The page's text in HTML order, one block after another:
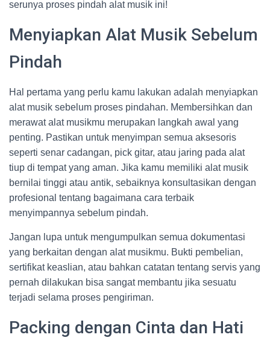
serunya proses pindah alat musik ini!
Menyiapkan Alat Musik Sebelum
Pindah
Hal pertama yang perlu kamu lakukan adalah menyiapkan
alat musik sebelum proses pindahan. Membersihkan dan
merawat alat musikmu merupakan langkah awal yang
penting. Pastikan untuk menyimpan semua aksesoris
seperti senar cadangan, pick gitar, atau jaring pada alat
tiup di tempat yang aman. Jika kamu memiliki alat musik
bernilai tinggi atau antik, sebaiknya konsultasikan dengan
profesional tentang bagaimana cara terbaik
menyimpannya sebelum pindah.
Jangan lupa untuk mengumpulkan semua dokumentasi
yang berkaitan dengan alat musikmu. Bukti pembelian,
sertifikat keaslian, atau bahkan catatan tentang servis yang
pernah dilakukan bisa sangat membantu jika sesuatu
terjadi selama proses pengiriman.
Packing dengan Cinta dan Hati